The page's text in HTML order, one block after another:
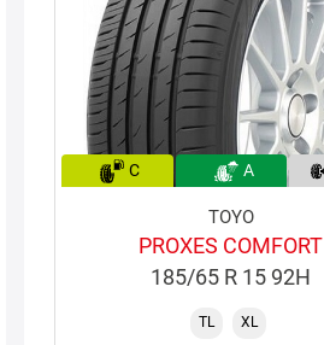
C A
TOYO
PROXES COMFORT
185/65 R 15 92H
TL XL